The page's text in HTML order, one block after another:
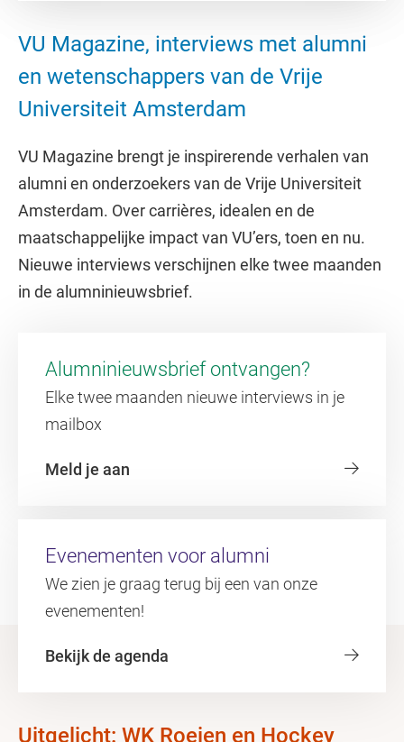
VU Magazine, interviews met alumni
en wetenschappers van de Vrije
Universiteit Amsterdam
VU Magazine brengt je inspirerende verhalen van
alumni en onderzoekers van de Vrije Universiteit
Amsterdam. Over carrières, idealen en de
maatschappelijke impact van VU’ers, toen en nu.
Nieuwe interviews verschijnen elke twee maanden
in de alumninieuwsbrief.
Alumninieuwsbrief ontvangen?
Elke twee maanden nieuwe interviews in je
mailbox
Meld je aan
Evenementen voor alumni
We zien je graag terug bij een van onze
evenementen!
Bekijk de agenda
Uitgelicht: WK Roeien en Hockey